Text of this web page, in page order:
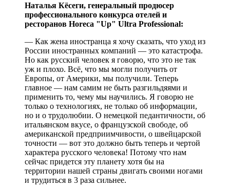
Наталья Кёсеги, генеральный продюсер
профессионального конкурса отелей и
ресторанов Horeca "Up" Ultra Professional:
— Как жена иностранца я хочу сказать, что уход из
России иностранных компаний — это катастрофа.
Но как русский человек я говорю, что это не так
уж и плохо. Всё, что мы могли получить от
Европы, от Америки, мы получили. Теперь
главное — нам самим не быть разгильдяями и
применить то, чему мы научились. Я говорю не
только о технологиях, не только об информации,
но и о трудолюбии. О немецкой педантичности, об
итальянском вкусе, о французской свободе, об
американской предприимчивости, о швейцарской
точности — вот это должно быть теперь и чертой
характера русского человека! Потому что нам
сейчас придется эту планету хотя бы на
территории нашей страны двигать своими ногами
и трудиться в 3 раза сильнее.